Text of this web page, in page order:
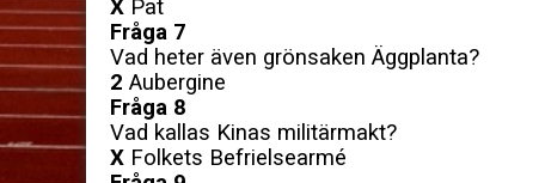
X Pat
Fråga 7
Vad heter även grönsaken Äggplanta?
2 Aubergine
Fråga 8
Vad kallas Kinas militärmakt?
X Folkets Befrielsearmé